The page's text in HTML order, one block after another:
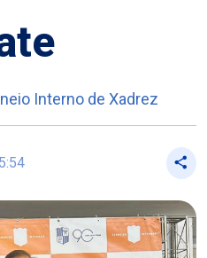
Interno de Xadrez